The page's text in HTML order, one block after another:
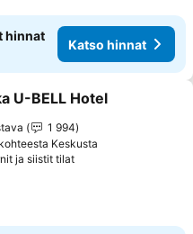
hinnat
Katso hinnat
suosikkeihin
U-BELL Hotel
1 994
Keskusta
ja siistit tilat